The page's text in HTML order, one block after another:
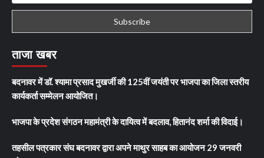
ताजा खबर
बदनावर में डॉ. श्यामा प्रसाद मुखर्जी की 125वीं जयंती पर भाजपा का जिला स्तरीय
कार्यकर्ता सम्मेलन आयोजित।
भाजपा के प्रदेश संगठन महामंत्री के दायित्व में बदलाव, हितानंद शर्मा की विदाई।
तहसील पत्रकार संघ बदनावर द्वारा अपने माथुर साहब का आयोजन 29 जनवरी